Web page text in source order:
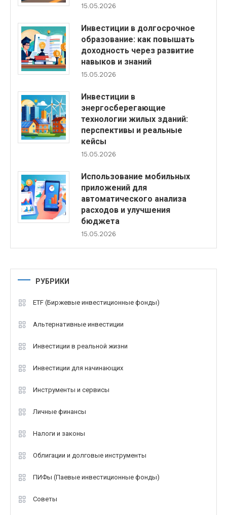
15.05.2026
Инвестиции в долгосрочное
образование: как повышать
доходность через развитие
навыков и знаний
15.05.2026
Инвестиции в
энергосберегающие
технологии жилых зданий:
перспективы и реальные
кейсы
15.05.2026
Использование мобильных
приложений для
автоматического анализа
расходов и улучшения
бюджета
15.05.2026
РУБРИКИ
ETF (Биржевые инвестиционные фонды)
Альтернативные инвестиции
Инвестиции в реальной жизни
Инвестиции для начинающих
Инструменты и сервисы
Личные финансы
Налоги и законы
Облигации и долговые инструменты
ПИФы (Паевые инвестиционные фонды)
Советы